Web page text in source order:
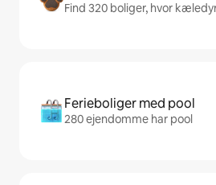
Find 320 boliger, hvor
Ferieboliger med pool
280 ejendomme har pool